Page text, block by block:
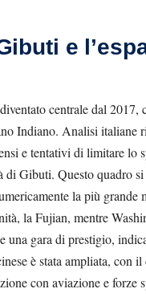
e
centrale dal 2017,
Indiano. Analisi
e tentativi di limitare lo
di Gibuti. Questo quadro
la più grande
la Fujian, mentre
gara di prestigio,
è stata ampliata, con
con aviazione e